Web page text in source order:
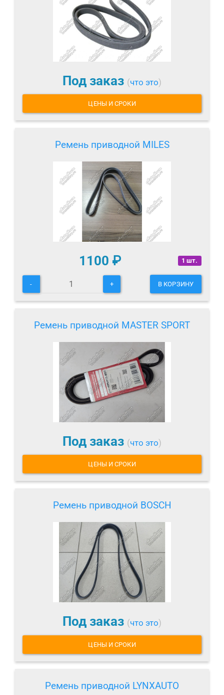
Под заказ (что это)
ЦЕНЫ И СРОКИ
Ремень приводной MILES
1 шт.
1100 ₽
- + В КОРЗИНУ
Ремень приводной MASTER SPORT
Под заказ (что это)
ЦЕНЫ И СРОКИ
Ремень приводной BOSCH
Под заказ (что это)
ЦЕНЫ И СРОКИ
Ремень приводной LYNXAUTO